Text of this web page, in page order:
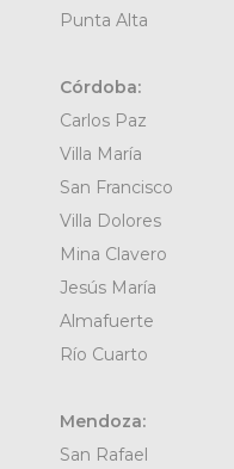
Punta Alta
Córdoba:
Carlos Paz
Villa María
San Francisco
Villa Dolores
Mina Clavero
Jesús María
Almafuerte
Río Cuarto
Mendoza:
San Rafael